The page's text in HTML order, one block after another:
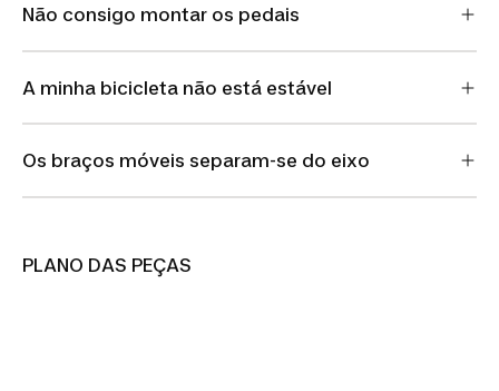
Não consigo montar os pedais
A minha bicicleta não está estável
Os braços móveis separam-se do eixo
PLANO DAS PEÇAS